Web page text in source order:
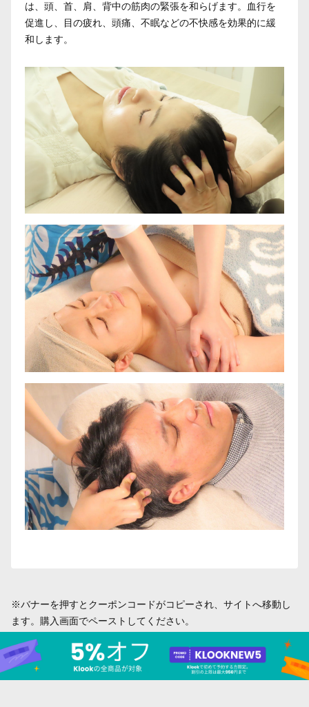
は、頭、首、肩、背中の筋肉の緊張を和らげます。血行を
促進し、目の疲れ、頭痛、不眠などの不快感を効果的に緩
和します。
※バナーを押すとクーポンコードがコピーされ、サイトへ移動し
ます。購入画面でペーストしてください。